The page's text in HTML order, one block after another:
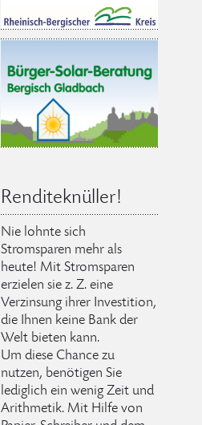
Renditeknüller!
Nie lohnte sich
Stromsparen mehr als
heute! Mit Stromsparen
erzielen sie z. Z. eine
Verzinsung ihrer Investition,
die Ihnen keine Bank der
Welt bieten kann.
Um diese Chance zu
nutzen, benötigen Sie
lediglich ein wenig Zeit und
Arithmetik. Mit Hilfe von